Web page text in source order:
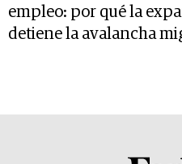
empleo: por qué la
detiene la avalancha